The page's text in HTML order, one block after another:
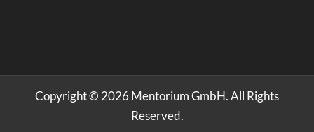
Copyright © 2026 Mentorium GmbH. All Rights
Reserved.